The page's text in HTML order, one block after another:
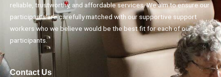
reliable, trustworthy, and affordable services. We aim to ensure our
participants are carefully matched with our supportive support
workers who we believe would be the best fit for each of our
participants.
Contact Us